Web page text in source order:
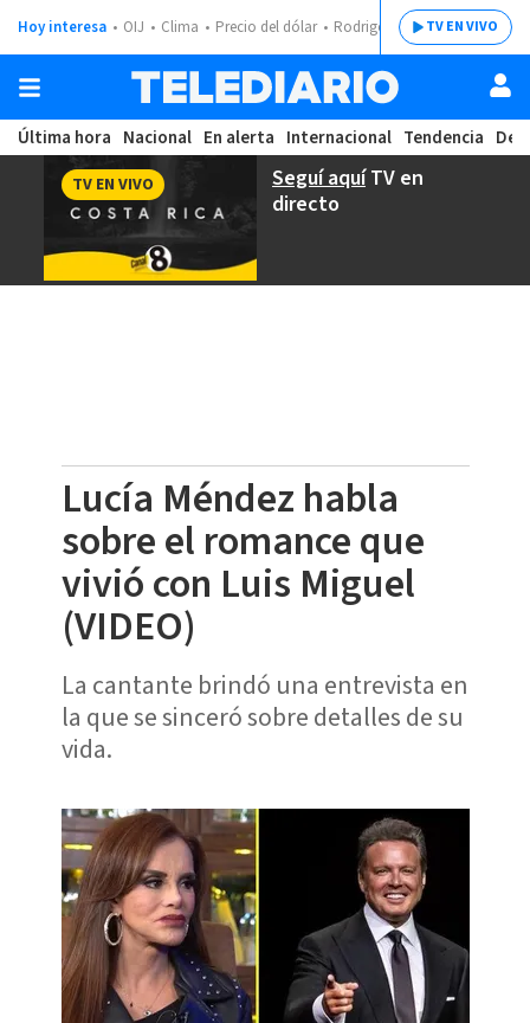
Hoy interesa OIJ Clima Precio del dólar Rodrigo ChavesTV EN VIVO
Última hora Nacional En alerta Internacional Tendencia
Seguí aquíTV en
directo
TV EN VIVO
Lucía Méndez habla
sobre el romance que
vivió con Luis Miguel
(VIDEO)
La cantante brindó una entrevista en
la que se sinceró sobre detalles de su
vida.